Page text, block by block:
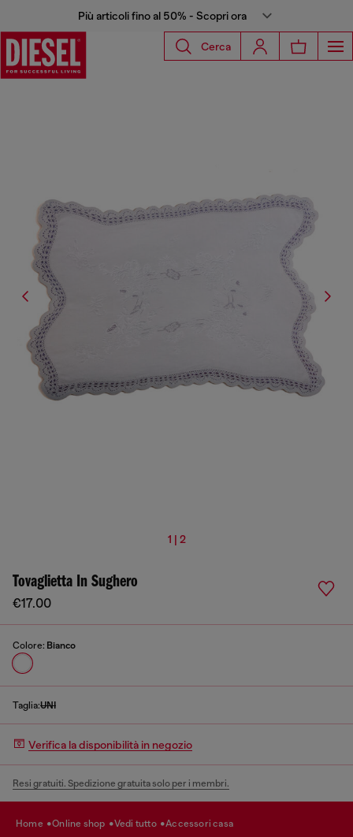
Più articoli fino al 50% - Scopri ora
Cerca
1 | 2
Tovaglietta In Sughero
€17.00
Colore: Bianco
Taglia:UNI
Verifica la disponibilità in negozio
Resi gratuiti. Spedizione gratuita solo per i membri.
home online shop vedi tutto accessori casa